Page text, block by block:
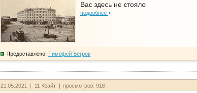
Вас здесь не стояло
подробнее
Предоставлено: Тимофей Бегров
21.05.2021 | 11 Кбайт | просмотров: 918